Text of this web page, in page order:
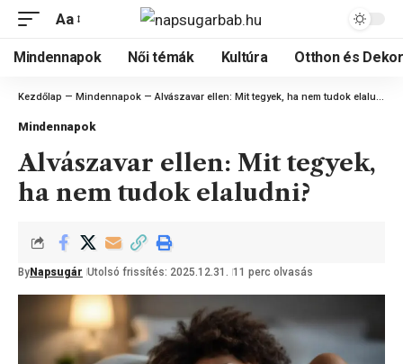
Aa
Mindennapok Női témák Kultúra Otthon és
Kezdőlap — Mindennapok —Alvászavar ellen: Mit tegyek, ha nem tudok elaludni?
Mindennapok
Alvászavar ellen: Mit tegyek,
ha nem tudok elaludni?
By Napsugár Utolsó frissítés: 2025.12.31. 11 perc olvasás